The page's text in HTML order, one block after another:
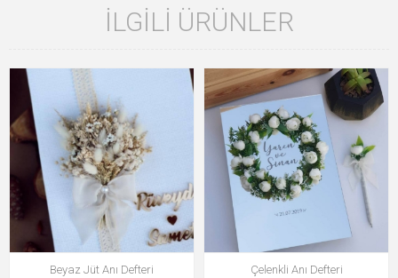
İLGILI ÜRÜNLER
Beyaz Jüt Anı Defteri Çelenkli Anı Defteri